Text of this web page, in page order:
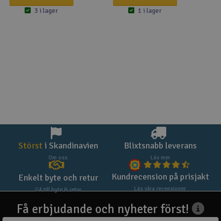
3 i lager 1 i lager
Störst i Skandinavien
Om oss
Blixtsnabb leverans
Läs mer
Enkelt byte och retur
Gå till byte & retur
Kundrecension på prisjakt
Läs våra recensioner
Få erbjudande och nyheter först!